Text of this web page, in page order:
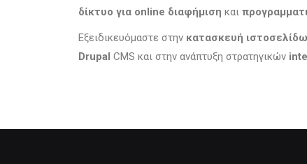
δίκτυο για online διαφήμιση και
Εξειδικευόμαστε στην κατασκευή
Drupal CMS και στην ανάπτυξη στρατηγικών